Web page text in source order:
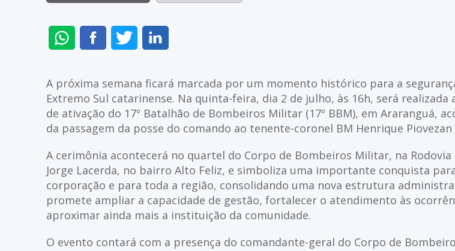
ENVIAR
NO
COMPARTILHAR
NO
COMPARTILHAR
NO
A próxima semana ficará marcada por um momento histórico para a
Extremo Sul catarinense. Na quinta-feira, dia 2 de julho, às 16h, será realizada
de ativação do 17º Batalhão de Bombeiros Militar (17º BBM), em Araranguá,
da passagem da posse do comando ao tenente-coronel BM Henrique Piovezan
A cerimônia acontecerá no quartel do Corpo de Bombeiros Militar, na Rodovia
Jorge Lacerda, no bairro Alto Feliz, e simboliza uma importante conquista
corporação e para toda a região, consolidando uma nova estrutura
promete ampliar a capacidade de gestão, fortalecer o atendimento às
aproximar ainda mais a instituição da comunidade.
O evento contará com a presença do comandante-geral do Corpo de